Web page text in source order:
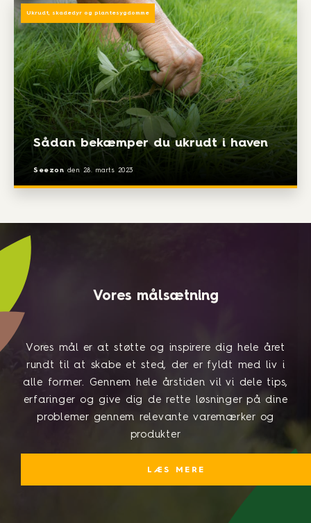
Sådan bekæmper du ukrudt i haven
Seezon den 28. marts 2023
Ukrudt, skadedyr og plantesygdomme
Vores målsætning
Vores mål er at støtte og inspirere dig hele året
rundt til at skabe et sted, der er fyldt med liv i
alle former. Gennem hele årstiden vil vi dele tips,
erfaringer og give dig de rette løsninger på dine
problemer gennem relevante varemærker og
produkter
LÆS MERE